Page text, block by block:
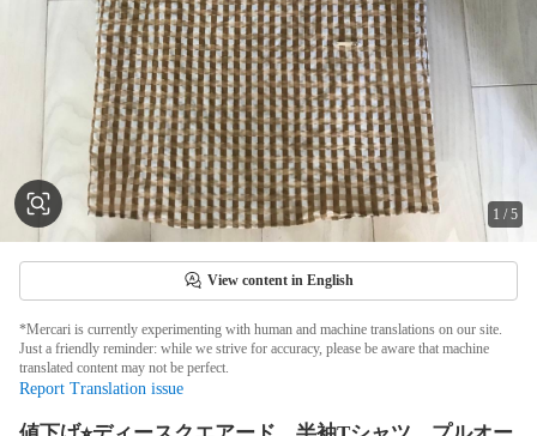
1 /5
View content in English
*Mercari is currently experimenting with human and machine translations on our site.
Just a friendly reminder: while we strive for accuracy, please be aware that machine
translated content may not be perfect.
Report Translation issue